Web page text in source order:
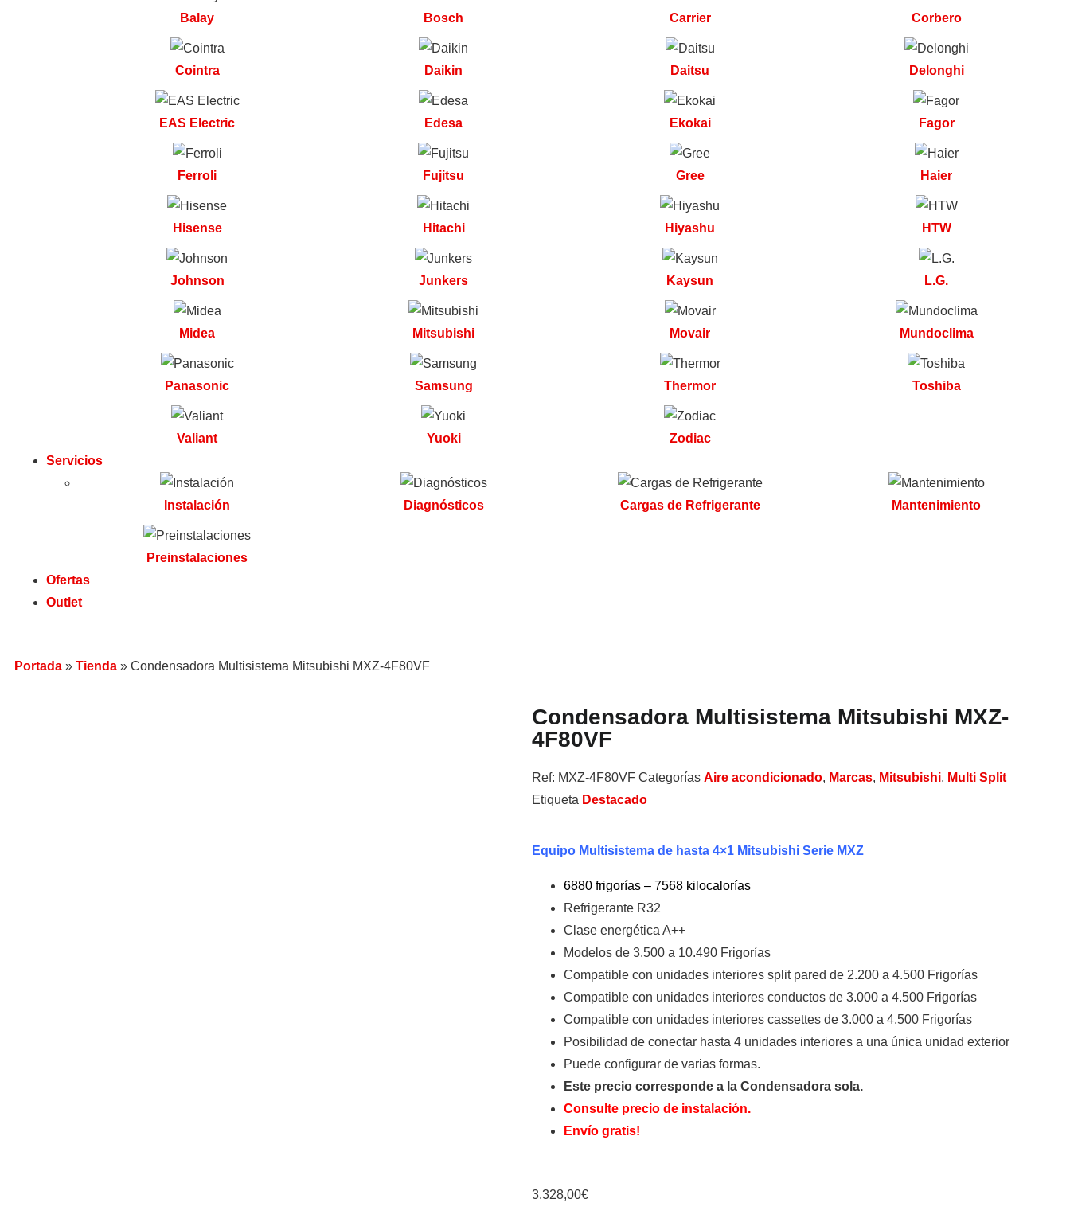
Balay Bosch Carrier Corbero
Cointra Daikin Daitsu Delonghi
EAS Electric Edesa Ekokai Fagor
Ferroli Fujitsu Gree Haier
Hisense Hitachi Hiyashu HTW
Johnson Junkers Kaysun L.G.
Midea Mitsubishi Movair Mundoclima
Panasonic Samsung Thermor Toshiba
Valiant Yuoki
Zodiac
Servicios
Instalación Diagnósticos Cargas de Refrigerante Mantenimiento
Preinstalaciones
Ofertas
Outlet
Portada » Tienda » Condensadora Multisistema Mitsubishi MXZ-4F80VF
Condensadora Multisistema Mitsubishi MXZ-
4F80VF
Ref: MXZ-4F80VF Categorías Aire acondicionado, Marcas, Mitsubishi, Multi Split
Etiqueta Destacado
Equipo Multisistema de hasta 4×1 Mitsubishi Serie MXZ
6880 frigorías – 7568 kilocalorías
Refrigerante R32
Clase energética A++
Modelos de 3.500 a 10.490 Frigorías
Compatible con unidades interiores split pared de 2.200 a 4.500 Frigorías
Compatible con unidades interiores conductos de 3.000 a 4.500 Frigorías
Compatible con unidades interiores cassettes de 3.000 a 4.500 Frigorías
Posibilidad de conectar hasta 4 unidades interiores a una única unidad exterior
Puede configurar de varias formas.
Este precio corresponde a la Condensadora sola.
Consulte precio de instalación.
Envío gratis!
3.328,00€